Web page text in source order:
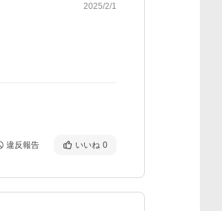
2025/2/1
違反報告 いいね 0